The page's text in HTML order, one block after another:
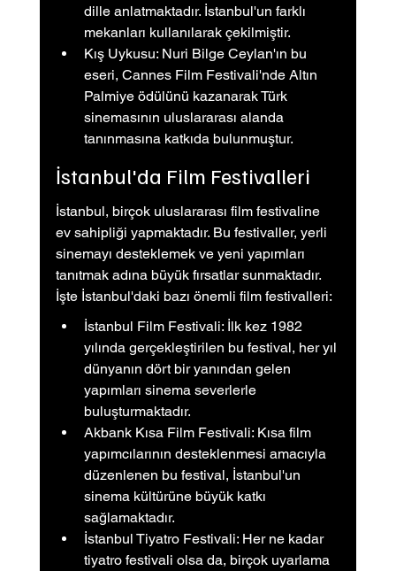
dille anlatmaktadır. İstanbul'un farklı
mekanları kullanılarak çekilmiştir.
Kış Uykusu: Nuri Bilge Ceylan'ın bu
eseri, Cannes Film Festivali'nde Altın
Palmiye ödülünü kazanarak Türk
sinemasının uluslararası alanda
tanınmasına katkıda bulunmuştur.
İstanbul'da Film Festivalleri
İstanbul, birçok uluslararası film festivaline
ev sahipliği yapmaktadır. Bu festivaller, yerli
sinemayı desteklemek ve yeni yapımları
tanıtmak adına büyük fırsatlar sunmaktadır.
İşte İstanbul'daki bazı önemli film festivalleri:
İstanbul Film Festivali: İlk kez 1982
yılında gerçekleştirilen bu festival, her yıl
dünyanın dört bir yanından gelen
yapımları sinema severlerle
buluşturmaktadır.
Akbank Kısa Film Festivali: Kısa film
yapımcılarının desteklenmesi amacıyla
düzenlenen bu festival, İstanbul'un
sinema kültürüne büyük katkı
sağlamaktadır.
İstanbul Tiyatro Festivali: Her ne kadar
tiyatro festivali olsa da, birçok uyarlama